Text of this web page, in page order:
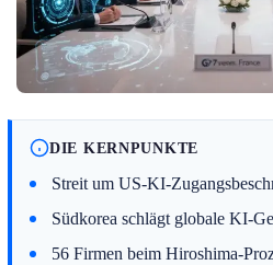
DIE KERNPUNKTE
Streit um US-KI-
Südkorea schlägt globale KI-
56 Firmen beim Hiroshima-